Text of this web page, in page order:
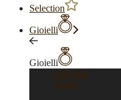
Selection
Gioielli
Gioielli
Vedi tutti
Anelli